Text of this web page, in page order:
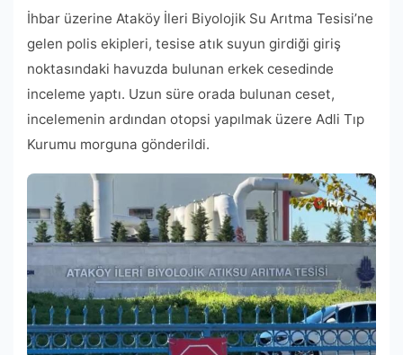
İhbar üzerine Ataköy İleri Biyolojik Su Arıtma Tesisi’ne
gelen polis ekipleri, tesise atık suyun girdiği giriş
noktasındaki havuzda bulunan erkek cesedinde
inceleme yaptı. Uzun süre orada bulunan ceset,
incelemenin ardından otopsi yapılmak üzere Adli Tıp
Kurumu morguna gönderildi.